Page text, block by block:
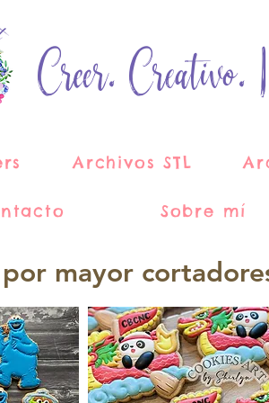
Creer. Creativo.
Archivos STL
Sobre mí
mayor